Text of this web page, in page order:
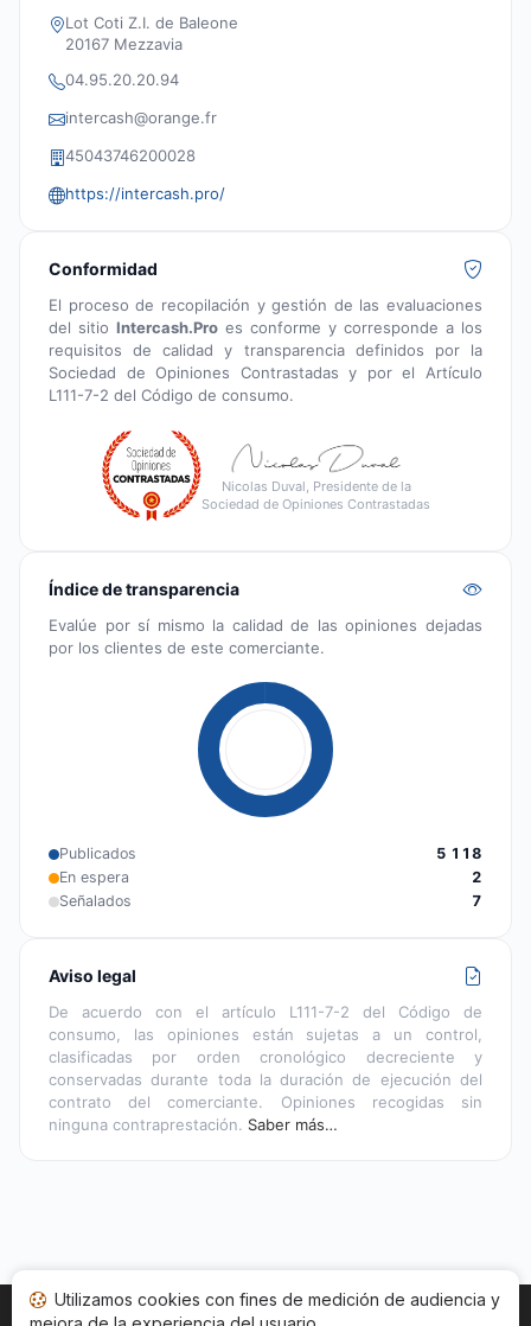
Lot Coti Z.I. de Baleone
20167 Mezzavia
04.95.20.20.94
intercash@orange.fr
45043746200028
https://intercash.pro/
Conformidad
El proceso de recopilación y gestión de las evaluaciones
del sitio Intercash.Pro es conforme y corresponde a los
requisitos de calidad y transparencia definidos por la
Sociedad de Opiniones Contrastadas y por el Artículo
L111-7-2 del Código de consumo.
Nicolas Duval, Presidente de la
Sociedad de Opiniones Contrastadas
Índice de transparencia
Evalúe por sí mismo la calidad de las opiniones dejadas
por los clientes de este comerciante.
Publicados
5 118
En espera
2
Señalados
7
Aviso legal
De acuerdo con el artículo L111-7-2 del Código de
consumo, las opiniones están sujetas a un control,
clasificadas por orden cronológico decreciente y
conservadas durante toda la duración de ejecución del
contrato del comerciante. Opiniones recogidas sin
ninguna contraprestación. Saber más…
Utilizamos cookies con fines de medición de audiencia y